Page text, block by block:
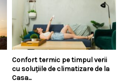
Confort termic pe timpul verii
cu soluțiile de climatizare de la
Casa...